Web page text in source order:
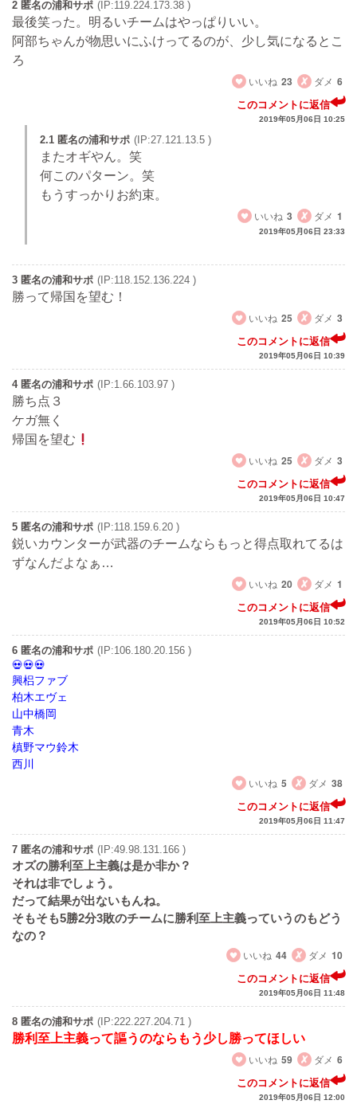
2 匿名の浦和サポ (IP:119.224.173.38 )
最後笑った。明るいチームはやっぱりいい。
阿部ちゃんが物思いにふけってるのが、少し気になるとこ
ろ
いいね 23 ダメ 6
このコメントに返信
2019年05月06日 10:25
2.1 匿名の浦和サポ (IP:27.121.13.5 )
またオギやん。笑
何このパターン。笑
もうすっかりお約束。
いいね 3 ダメ 1
2019年05月06日 23:33
3 匿名の浦和サポ (IP:118.152.136.224 )
勝って帰国を望む！
いいね 25 ダメ 3
このコメントに返信
2019年05月06日 10:39
4 匿名の浦和サポ (IP:1.66.103.97 )
勝ち点３
ケガ無く
帰国を望む
いいね 25 ダメ 3
このコメントに返信
2019年05月06日 10:47
5 匿名の浦和サポ (IP:118.159.6.20 )
鋭いカウンターが武器のチームならもっと得点取れてるは
ずなんだよなぁ…
いいね 20 ダメ 1
このコメントに返信
2019年05月06日 10:52
6 匿名の浦和サポ (IP:106.180.20.156 )
興梠ファブ
柏木エヴェ
山中橋岡
青木
槙野マウ鈴木
西川
いいね 5 ダメ 38
このコメントに返信
2019年05月06日 11:47
7 匿名の浦和サポ (IP:49.98.131.166 )
オズの勝利至上主義は是か非か？
それは非でしょう。
だって結果が出ないもんね。
そもそも5勝2分3敗のチームに勝利至上主義っていうのもどう
なの？
いいね 44 ダメ 10
このコメントに返信
2019年05月06日 11:48
8 匿名の浦和サポ (IP:222.227.204.71 )
勝利至上主義って謳うのならもう少し勝ってほしい
いいね 59 ダメ 6
このコメントに返信
2019年05月06日 12:00